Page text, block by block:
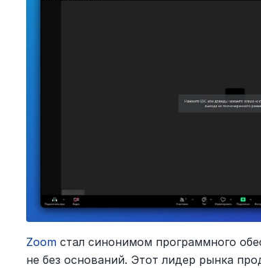
Zoom стал синонимом программного
не без оснований. Этот лидер рынка